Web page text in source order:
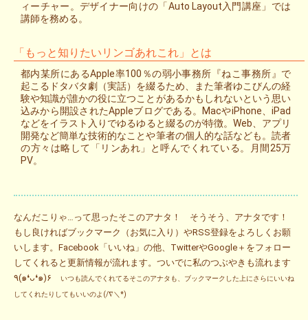
ィーチャー。デザイナー向けの「Auto Layout入門講座」では
講師を務める。
「もっと知りたいリンゴあれこれ」とは
都内某所にあるApple率100％の弱小事務所『ねこ事務所』で
起こるドタバタ劇（実話）を綴るため、また筆者ゆこびんの経
験や知識が誰かの役に立つことがあるかもしれないという思い
込みから開設されたAppleブログである。MacやiPhone、iPad
などをイラスト入りでゆるゆると綴るのが特徴。Web、アプリ
開発など簡単な技術的なことや筆者の個人的な話なども。読者
の方々は略して「リンあれ」と呼んでくれている。月間25万
PV。
なんだこりゃ…って思ったそこのアナタ！ そうそう、アナタです！
もし良ければブックマーク（お気に入り）やRSS登録をよろしくお願
いします。Facebook「いいね」の他、TwitterやGoogle＋をフォロー
してくれると更新情報が流れます。ついでに私のつぶやきも流れます
٩(๑❛ᴗ❛๑)۶
いつも読んでくれてるそこのアナタも、ブックマークした上にさらにいいね
してくれたりしてもいいのよ(/∇＼*)